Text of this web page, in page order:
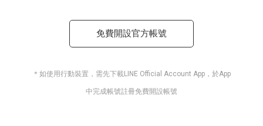
免費開設官方帳號
＊如使用行動裝置，需先下載LINE Official Account App，於App
中完成帳號註冊免費開設帳號